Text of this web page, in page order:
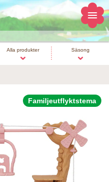
Alla produkter Säsong
Familjeutflyktstema